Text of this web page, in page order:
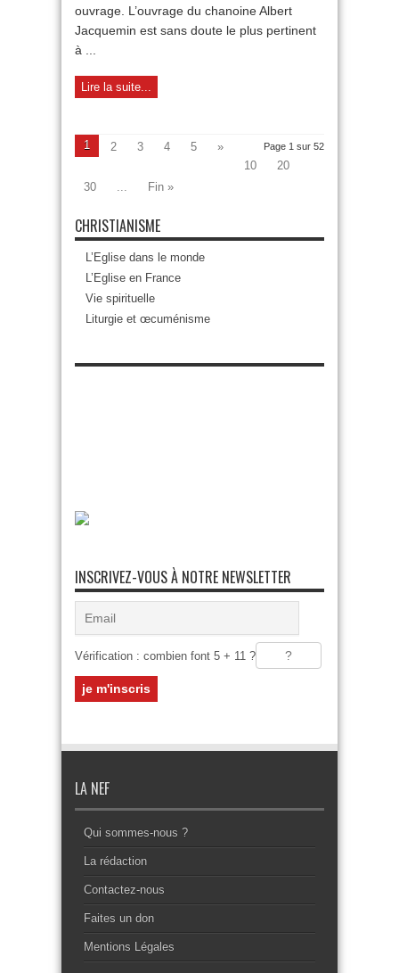
ouvrage. L’ouvrage du chanoine Albert
Jacquemin est sans doute le plus pertinent
à ...
Lire la suite...
Page 1 sur 52
1 2 3 4 5
»
10
20
30
... Fin »
CHRISTIANISME
L’Eglise dans le monde
L’Eglise en France
Vie spirituelle
Liturgie et œcuménisme
INSCRIVEZ-VOUS À NOTRE NEWSLETTER
Vérification : combien font 5 + 11 ?
LA NEF
Qui sommes-nous ?
La rédaction
Contactez-nous
Faites un don
Mentions Légales